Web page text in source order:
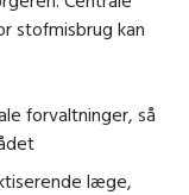
stofmisbrug kan
forvaltninger, så
læge,